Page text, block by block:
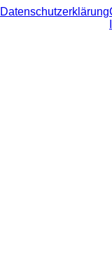
Datenschutzerklärung